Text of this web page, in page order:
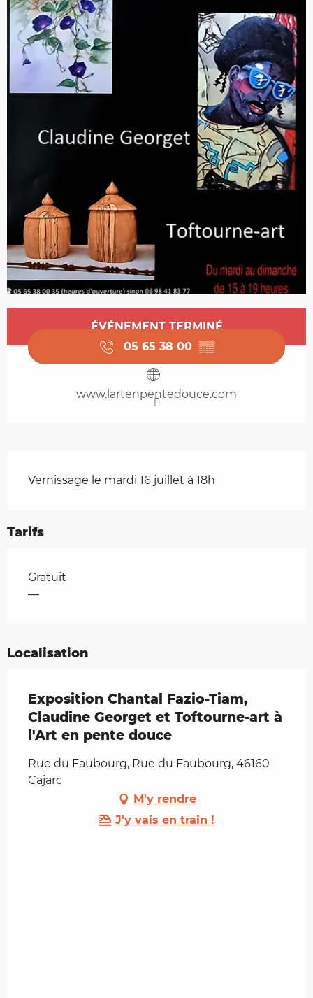
Ouverture et coordonnées
ÉVÉNEMENT TERMINÉ
05 65 38 00 ▒▒
www.lartenpentedouce.com
Vernissage le mardi 16 juillet à 18h
Tarifs
Tarifs 2026
Gratuit
—
Localisation
Exposition Chantal Fazio-Tiam,
Claudine Georget et Toftourne-art à
l'Art en pente douce
Rue du Faubourg, Rue du Faubourg, 46160
Cajarc
M'y rendre
J'y vais en train !